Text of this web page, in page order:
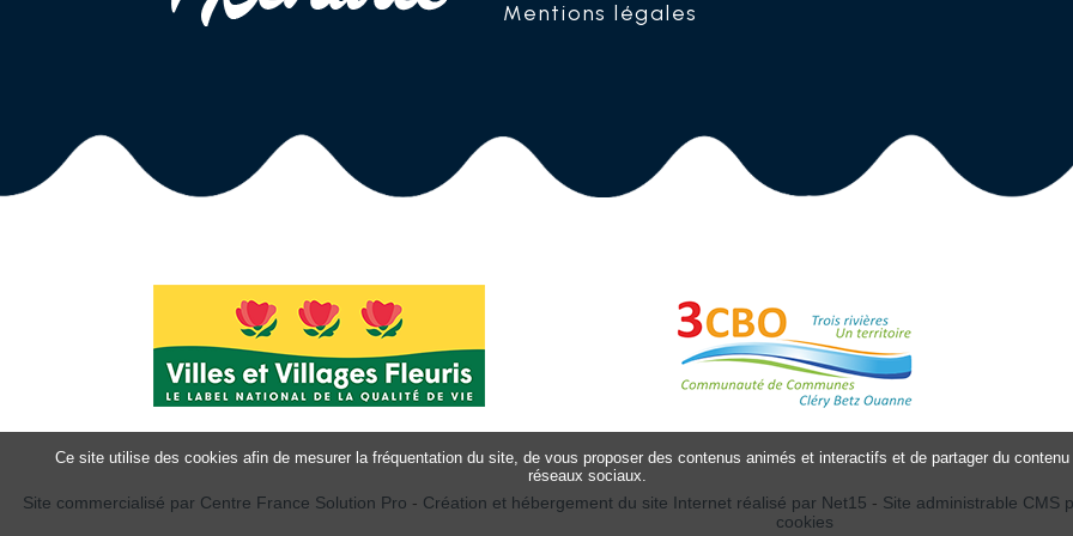
Mentions légales
Site commercialisé par Centre France Solution Pro - Création et hébergement du site Internet réalisé par Net15 - Site administrable CMS
cookies
Ce site utilise des cookies afin de mesurer la fréquentation du site, de vous proposer des contenus animés et interactifs et de partager du contenu
réseaux sociaux.